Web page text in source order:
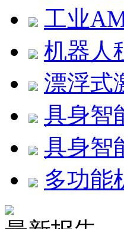
工业
机器人
漂浮式
具身智
具身智
多功能